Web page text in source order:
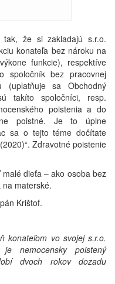
že si zakladajú s.r.o.
konateľa bez nároku na
funkcie), respektíve
spoločník bez pracovnej
sa Obchodný
takíto spoločníci, resp.
poistenia a do
poistné. Je to úplne
sa o tejto téme dočítate
Zdravotné poistenie
dieťa – ako osoba bez
materské.
Krištof.
konateľom vo svojej s.r.o.
nemocensky poistený
dvoch rokov dozadu